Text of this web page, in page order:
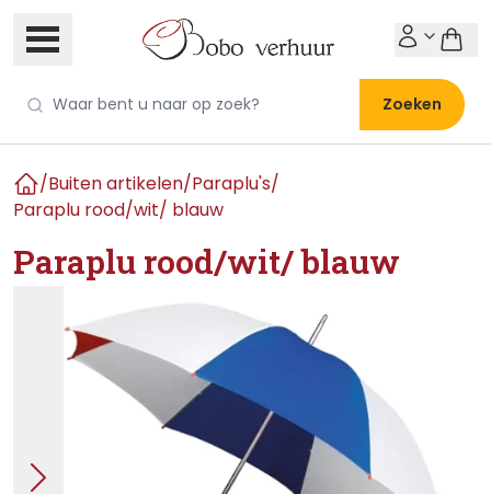
Zoeken
Home
/Buiten artikelen/Paraplu's/
Paraplu rood/wit/ blauw
Paraplu rood/wit/ blauw